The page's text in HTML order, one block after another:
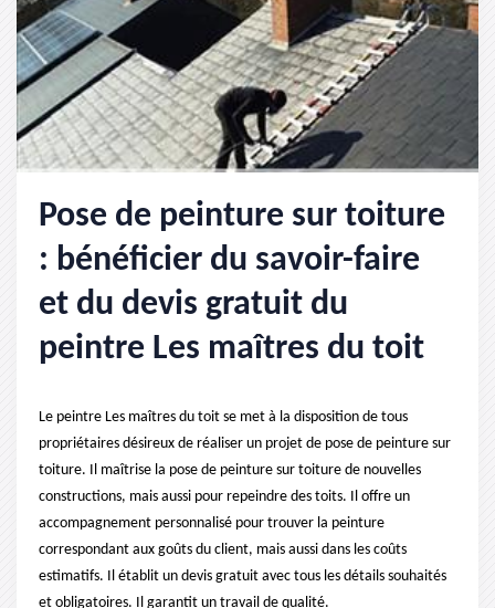
Pose de peinture sur toiture
: bénéficier du savoir-faire
et du devis gratuit du
peintre Les maîtres du toit
Le peintre Les maîtres du toit se met à la disposition de tous
propriétaires désireux de réaliser un projet de pose de peinture sur
toiture. Il maîtrise la pose de peinture sur toiture de nouvelles
constructions, mais aussi pour repeindre des toits. Il offre un
accompagnement personnalisé pour trouver la peinture
correspondant aux goûts du client, mais aussi dans les coûts
estimatifs. Il établit un devis gratuit avec tous les détails souhaités
et obligatoires. Il garantit un travail de qualité.